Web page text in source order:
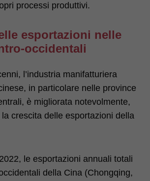
processi produttivi.
esportazioni nelle
occidentali
l’industria manifatturiera
in particolare nelle province
è migliorata notevolmente,
crescita delle esportazioni della
le esportazioni annuali totali
della Cina (Chongqing,